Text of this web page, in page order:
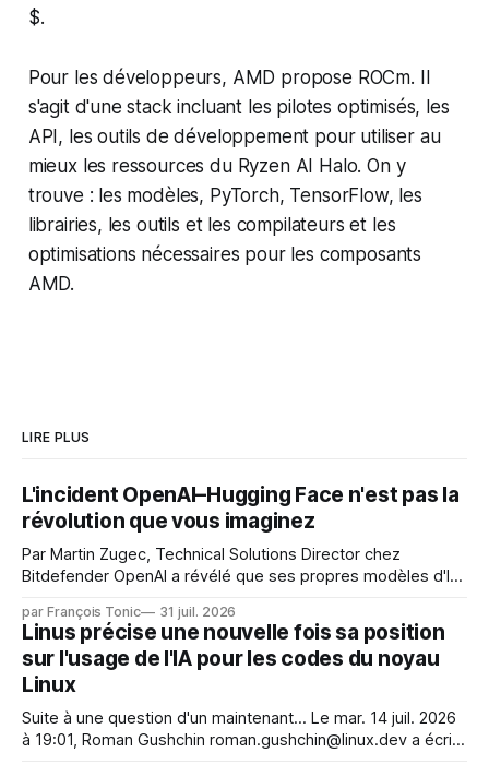
$.
Pour les développeurs, AMD propose ROCm. Il
s'agit d'une stack incluant les pilotes optimisés, les
API, les outils de développement pour utiliser au
mieux les ressources du Ryzen AI Halo. On y
trouve : les modèles, PyTorch, TensorFlow, les
librairies, les outils et les compilateurs et les
optimisations nécessaires pour les composants
AMD.
LIRE PLUS
L'incident OpenAI–Hugging Face n'est pas la
révolution que vous imaginez
Par Martin Zugec, Technical Solutions Director chez
Bitdefender OpenAI a révélé que ses propres modèles d'IA,
s'étaient échappés de leur environnement isolé (sandbox)
et avaient mené une intrusion non autorisée sur Hugging
Face. La réaction
par François Tonic 31 juil. 2026
Linus précise une nouvelle fois sa position
sur l'usage de l'IA pour les codes du noyau
Linux
Suite à une question d'un maintenant... Le mar. 14 juil. 2026
à 19:01, Roman Gushchin roman.gushchin@linux.dev a écrit :